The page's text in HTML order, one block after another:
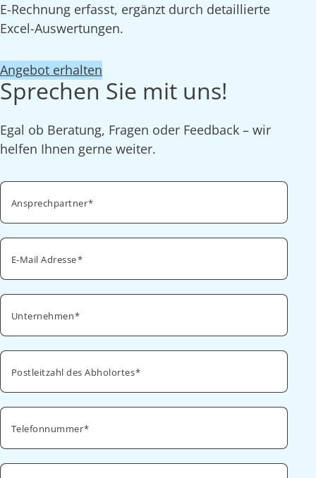
E-Rechnung erfasst, ergänzt durch detaillierte
Excel-Auswertungen.
Angebot erhalten
Sprechen Sie mit uns!
Egal ob Beratung, Fragen oder Feedback – wir
helfen Ihnen gerne weiter.
Ansprechpartner
E-Mail Adresse
Unternehmen
Postleitzahl des Abholortes
Telefonnummer